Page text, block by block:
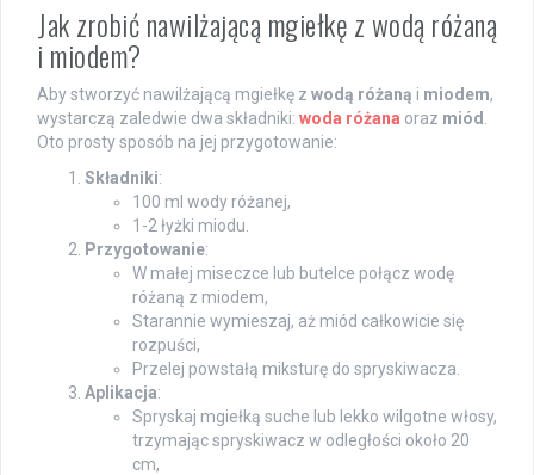
Jak zrobić nawilżającą mgiełkę z wodą różaną
i miodem?
Aby stworzyć nawilżającą mgiełkę z wodą różaną i miodem,
wystarczą zaledwie dwa składniki: woda różana oraz miód
Oto prosty sposób na jej przygotowanie:
Składniki:
100 ml wody różanej,
1-2 łyżki miodu.
Przygotowanie:
W małej miseczce lub butelce połącz wodę
różaną z miodem,
Starannie wymieszaj, aż miód całkowicie się
rozpuści,
Przelej powstałą miksturę do spryskiwacza.
Aplikacja:
Spryskaj mgiełką suche lub lekko wilgotne włosy,
trzymając spryskiwacz w odległości około 20
cm,